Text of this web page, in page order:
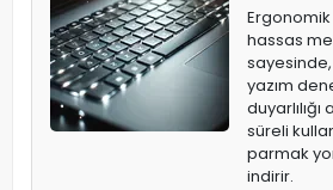
hassas
sayesinde,
yazım
duyarlılığı
süreli
parmak
indirir.